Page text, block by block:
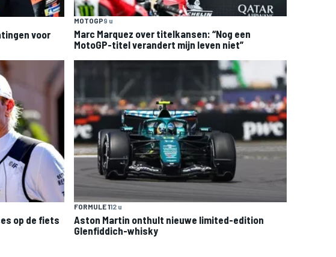
voor
MOTOGP9 u
Marc Marquez over titelkansen: “Nog een
MotoGP-titel verandert mijn leven niet”
op de fiets
FORMULE 112 u
Aston Martin onthult nieuwe limited-edition
Glenfiddich-whisky